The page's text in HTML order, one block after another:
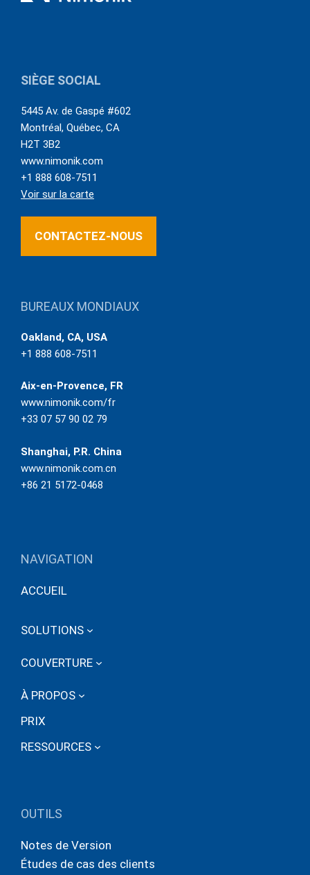
SIÈGE SOCIAL
5445 Av. de Gaspé #602
Montréal, Québec, CA
H2T 3B2
www.nimonik.com
+1 888 608-7511
Voir sur la carte
CONTACTEZ-NOUS
BUREAUX MONDIAUX
Oakland, CA, USA
+1 888 608-7511
Aix-en-Provence, FR
www.nimonik.com/fr
+33 07 57 90 02 79
Shanghai, P.R. China
www.nimonik.com.cn
+86 21 5172-0468
NAVIGATION
ACCUEIL
SOLUTIONS
COUVERTURE
À PROPOS
PRIX
RESSOURCES
OUTILS
Notes de Version
Études de cas des clients